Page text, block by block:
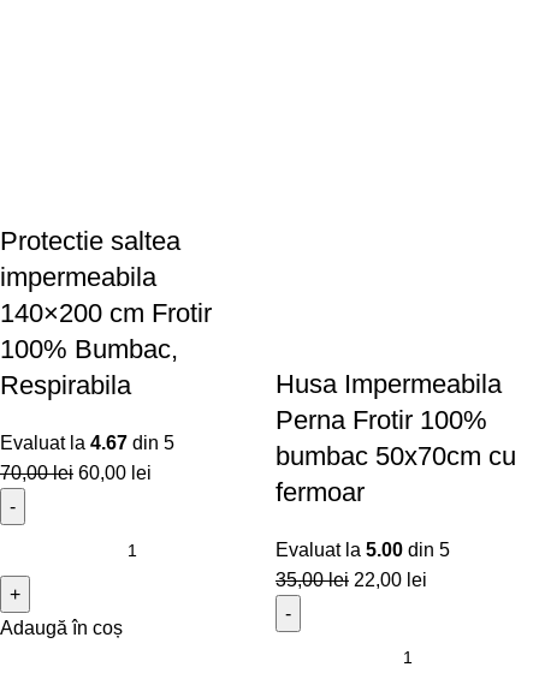
Protectie saltea
impermeabila
140×200 cm Frotir
100% Bumbac,
Respirabila
Evaluat la 4.67 din 5
70,00lei 60,00 lei
Adaugă în coș
Husa Impermeabila
Perna Frotir 100%
bumbac 50x70cm cu
fermoar
Evaluat la 5.00 din 5
35,00lei 22,00 lei